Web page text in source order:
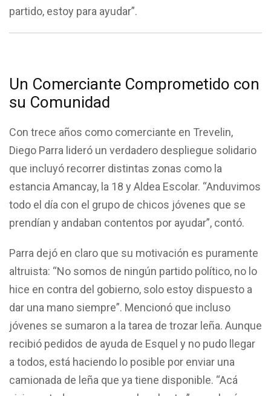
partido, estoy para ayudar”.
Un Comerciante Comprometido con
su Comunidad
Con trece años como comerciante en Trevelin,
Diego Parra lideró un verdadero despliegue solidario
que incluyó recorrer distintas zonas como la
estancia Amancay, la 18 y Aldea Escolar. “Anduvimos
todo el día con el grupo de chicos jóvenes que se
prendían y andaban contentos por ayudar”, contó.
Parra dejó en claro que su motivación es puramente
altruista: “No somos de ningún partido político, no lo
hice en contra del gobierno, solo estoy dispuesto a
dar una mano siempre”. Mencionó que incluso
jóvenes se sumaron a la tarea de trozar leña. Aunque
recibió pedidos de ayuda de Esquel y no pudo llegar
a todos, está haciendo lo posible por enviar una
camionada de leña que ya tiene disponible. “Acá